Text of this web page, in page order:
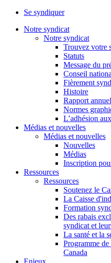
Se syndiquer
Notre syndicat
Notre syndicat
Trouvez votre
Statuts
Message du
Conseil
Fièrement
Histoire
Rapport
Normes
L’adhésion
Médias et nouvelles
Médias et nouvelles
Nouvelles
Médias
Inscription
Ressources
Ressources
Soutenez le
La Caisse
Formation
Des rabais
syndicat et
La santé et la
Programme
Canada
Enjeux